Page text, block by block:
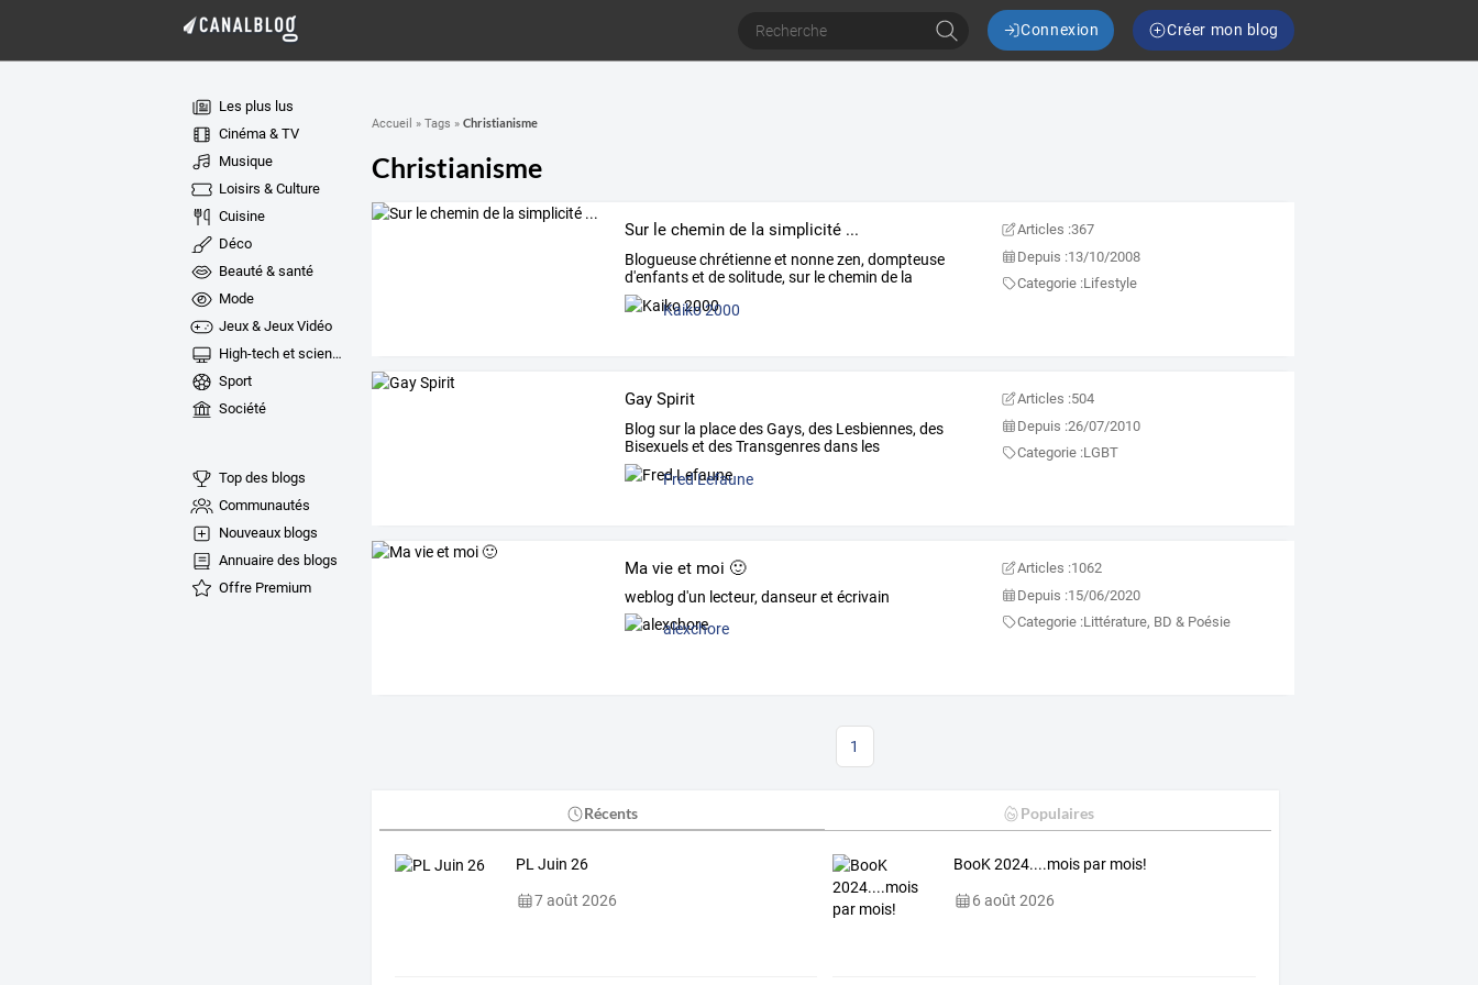
Connexion Créer mon blog
Les plus lus
Cinéma & TV
Musique
Loisirs & Culture
Cuisine
Déco
Beauté & santé
Mode
Jeux & Jeux Vidéo
High-tech et sciences
Sport
Société
Top des blogs
Communautés
Nouveaux blogs
Annuaire des blogs
Offre Premium
Accueil » Tags » Christianisme
Christianisme
Sur le chemin de la simplicité ...
Blogueusechrétienneet nonnezen, dompteuse
d'enfantset desolitude, sur lechemin de la
sobriété
Kaiko 2000
Articles :367
Depuis :13/10/2008
Categorie :Lifestyle
Gay Spirit
Blog sur la placedesGays, des Lesbiennes, des
Bisexuelset desTransgenresdans les
mythologies
Fred Lefaune
Articles :504
Depuis :26/07/2010
Categorie :LGBT
Ma vie et moi 🙂
weblog d'un lecteur, danseur et écrivain
alexchore
Articles :1062
Depuis :15/06/2020
Categorie :Littérature, BD & Poésie
1
Récents Populaires
PL Juin 26
7 août 2026
BooK 2024....mois par mois!
6 août 2026